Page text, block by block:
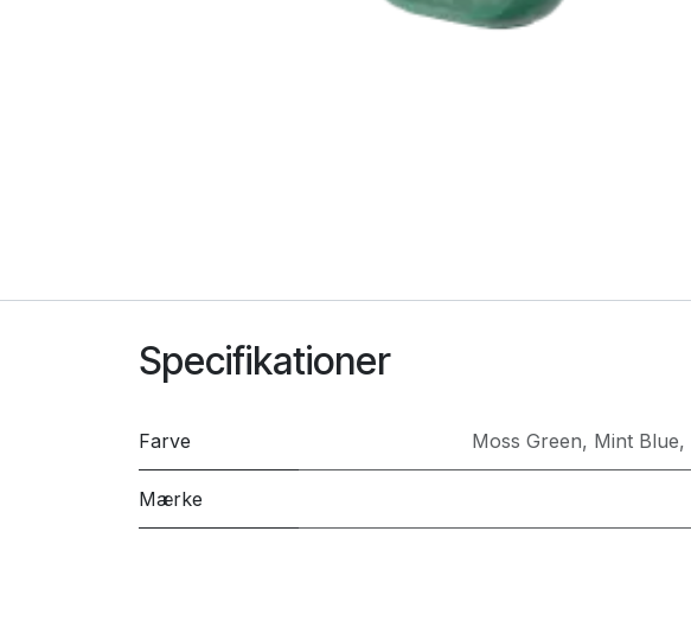
Specifikationer
Farve Moss Green, Mint Blue,
Mærke